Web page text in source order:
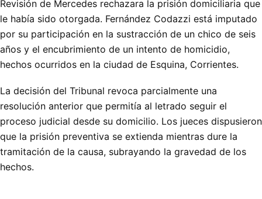
Revisión de Mercedes rechazara la prisión domiciliaria que
le había sido otorgada. Fernández Codazzi está imputado
por su participación en la sustracción de un chico de seis
años y el encubrimiento de un intento de homicidio,
hechos ocurridos en la ciudad de Esquina, Corrientes.
La decisión del Tribunal revoca parcialmente una
resolución anterior que permitía al letrado seguir el
proceso judicial desde su domicilio. Los jueces dispusieron
que la prisión preventiva se extienda mientras dure la
tramitación de la causa, subrayando la gravedad de los
hechos.